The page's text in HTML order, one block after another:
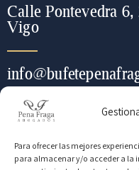
Para ofrecer las mejores
para almacenar y/o acceder a la
Calle Pontevedra 6,
Vigo
+ (34) 986 443 452